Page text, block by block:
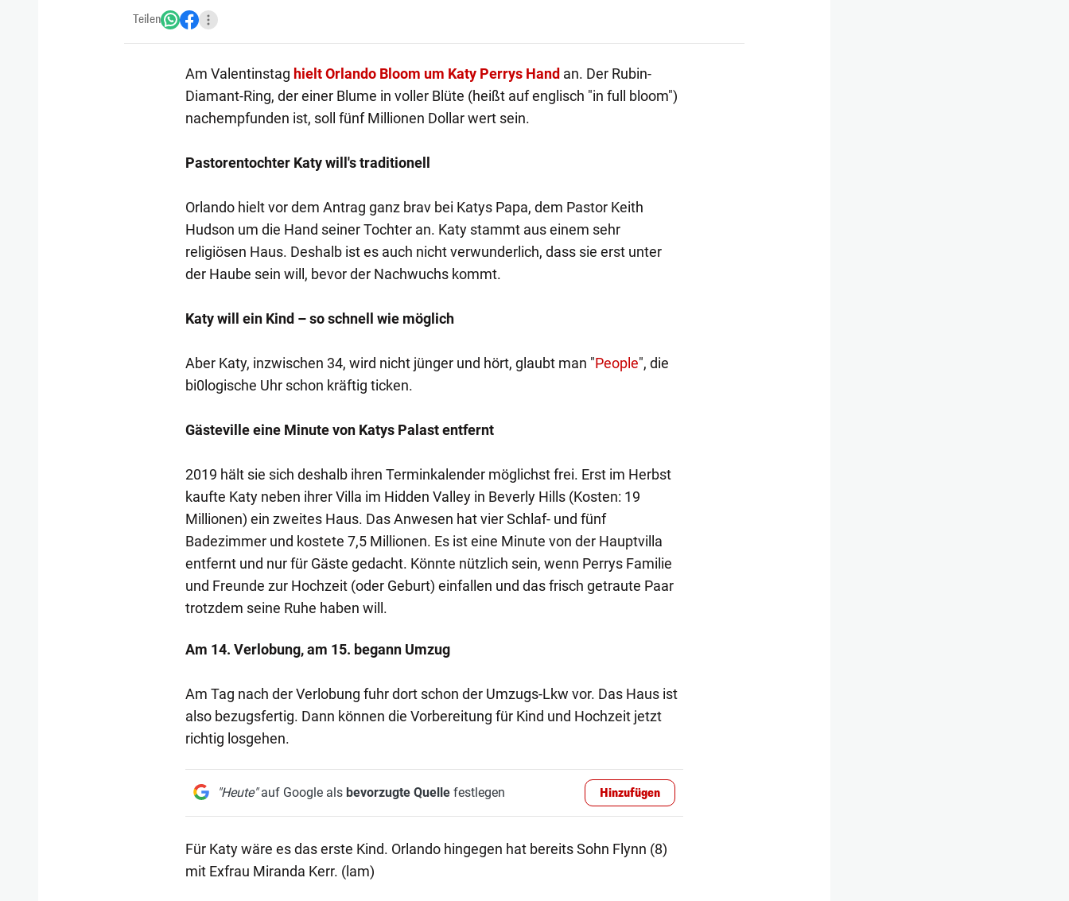
Teilen
Am Valentinstag hielt Orlando Bloom um Katy Perrys Handan. Der Rubin-
Diamant-Ring, der einer Blume in voller Blüte (heißt auf englisch "in full bloom")
nachempfunden ist, soll fünf Millionen Dollar wert sein.
Pastorentochter Katy will's traditionell
Orlando hielt vor dem Antrag ganz brav bei Katys Papa, dem Pastor Keith
Hudson um die Hand seiner Tochter an. Katy stammt aus einem sehr
religiösen Haus. Deshalb ist es auch nicht verwunderlich, dass sie erst unter
der Haube sein will, bevor der Nachwuchs kommt.
Katy will ein Kind – so schnell wie möglich
Aber Katy, inzwischen 34, wird nicht jünger und hört, glaubt man "People", die
bi0logische Uhr schon kräftig ticken.
Gästeville eine Minute von Katys Palast entfernt
2019 hält sie sich deshalb ihren Terminkalender möglichst frei. Erst im Herbst
kaufte Katy neben ihrer Villa im Hidden Valley in Beverly Hills (Kosten: 19
Millionen) ein zweites Haus. Das Anwesen hat vier Schlaf- und fünf
Badezimmer und kostete 7,5 Millionen. Es ist eine Minute von der Hauptvilla
entfernt und nur für Gäste gedacht. Könnte nützlich sein, wenn Perrys Familie
und Freunde zur Hochzeit (oder Geburt) einfallen und das frisch getraute Paar
trotzdem seine Ruhe haben will.
Am 14. Verlobung, am 15. begann Umzug
Am Tag nach der Verlobung fuhr dort schon der Umzugs-Lkw vor. Das Haus ist
also bezugsfertig. Dann können die Vorbereitung für Kind und Hochzeit jetzt
richtig losgehen.
"Heute"auf Google als bevorzugte Quellefestlegen Hinzufügen
Für Katy wäre es das erste Kind. Orlando hingegen hat bereits Sohn Flynn (8)
mit Exfrau Miranda Kerr. (lam)